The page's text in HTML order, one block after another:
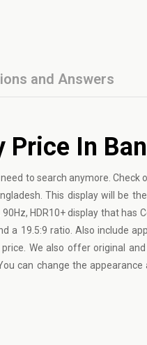
and Answers
Price In
to search anymore. Check
This display will be
HDR10+ display that has
a 19.5:9 ratio. Also include
We also offer original
can change the